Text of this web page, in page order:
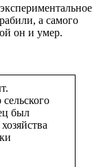
а самого
он и умер.
был